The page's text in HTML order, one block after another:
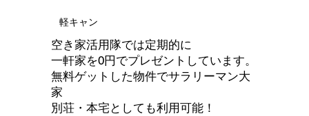
軽キャン
空き家活用隊では定期的に
一軒家を0円でプレゼントしています。
無料ゲットした物件でサラリーマン大
家
別荘・本宅としても利用可能！